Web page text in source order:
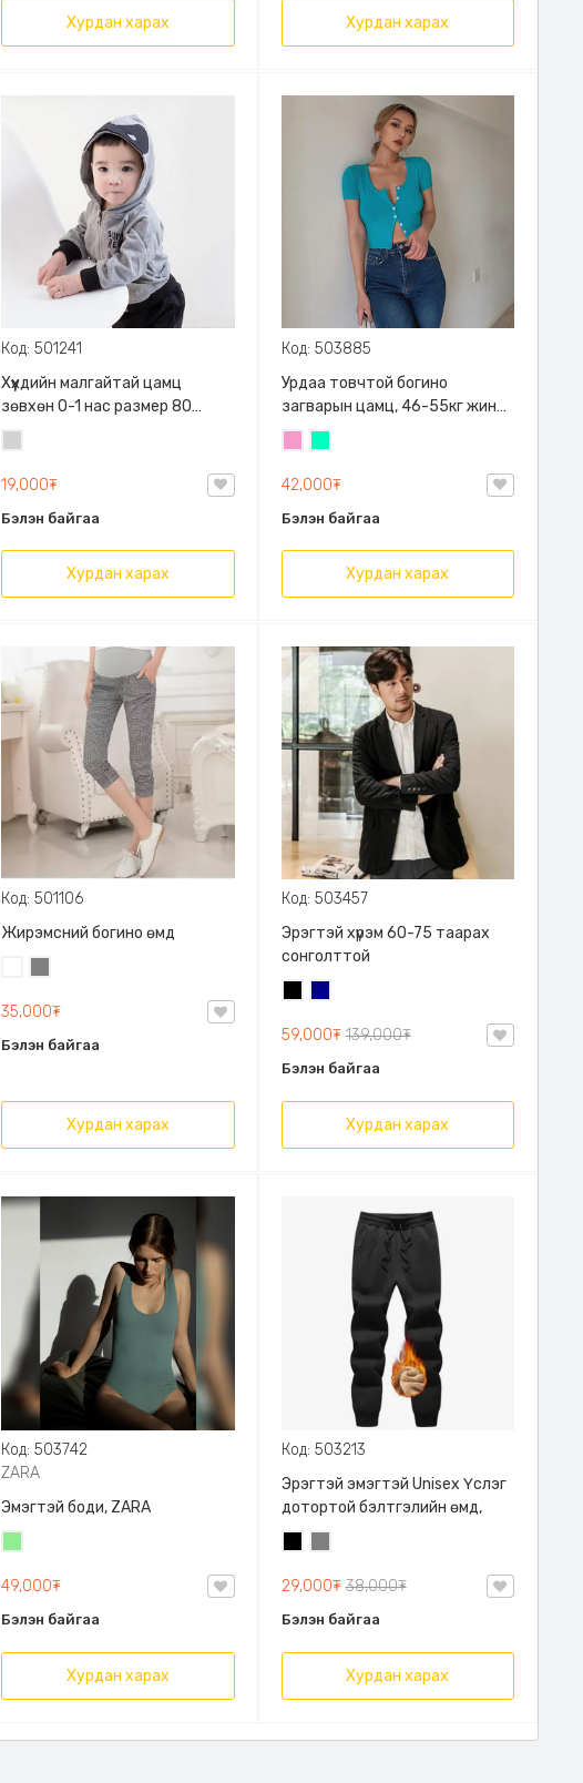
Хурдан харах Хурдан харах
Код: 501241
Хүүхдийн малгайтай цамц
зөвхөн 0-1 нас размер 80
сонголттой
19,000₮
Бэлэн байгаа
Хурдан харах
Код: 503885
Урдаа товчтой богино
загварын цамц, 46-55кг жинд
таарна
42,000₮
Бэлэн байгаа
Хурдан харах
Код: 501106
Жирэмсний богино өмд
35,000₮
Бэлэн байгаа
Хурдан харах
Код: 503457
Эрэгтэй хүрэм 60-75 таарах
сонголттой
59,000₮139,000₮
Бэлэн байгаа
Хурдан харах
Код: 503742
ZARA
Эмэгтэй боди, ZARA
49,000₮
Бэлэн байгаа
Хурдан харах
Код: 503213
Эрэгтэй эмэгтэй Unisex Үслэг
дотортой бэлтгэлийн өмд,
29,000₮38,000₮
Бэлэн байгаа
Хурдан харах